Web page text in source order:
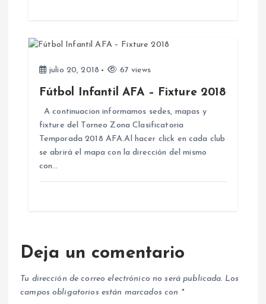
julio 20, 2018 67 views
Fútbol Infantil AFA – Fixture 2018
A continuacion informamos sedes, mapas y
fixture del Torneo Zona Clasificatoria
Temporada 2018 AFA.Al hacer click en cada club
se abrirá el mapa con la dirección del mismo
con…
Deja un comentario
Tu dirección de correo electrónico no será publicada. Los
campos obligatorios están marcados con *